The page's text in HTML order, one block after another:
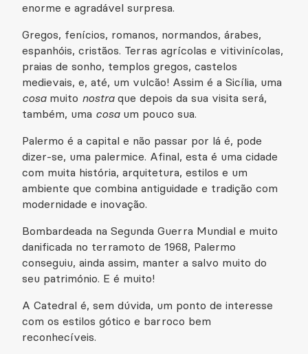
enorme e agradável surpresa.
Gregos, fenícios, romanos, normandos, árabes,
espanhóis, cristãos. Terras agrícolas e vitivinícolas,
praias de sonho, templos gregos, castelos
medievais, e, até, um vulcão! Assim é a Sicília, uma
cosa muito nostra que depois da sua visita será,
também, uma cosaum pouco sua.
Palermo é a capital e não passar por lá é, pode
dizer-se, uma palermice. Afinal, esta é uma cidade
com muita história, arquitetura, estilos e um
ambiente que combina antiguidade e tradição com
modernidade e inovação.
Bombardeada na Segunda Guerra Mundial e muito
danificada no terramoto de 1968, Palermo
conseguiu, ainda assim, manter a salvo muito do
seu património. E é muito!
A Catedral é, sem dúvida, um ponto de interesse
com os estilos gótico e barroco bem
reconhecíveis.